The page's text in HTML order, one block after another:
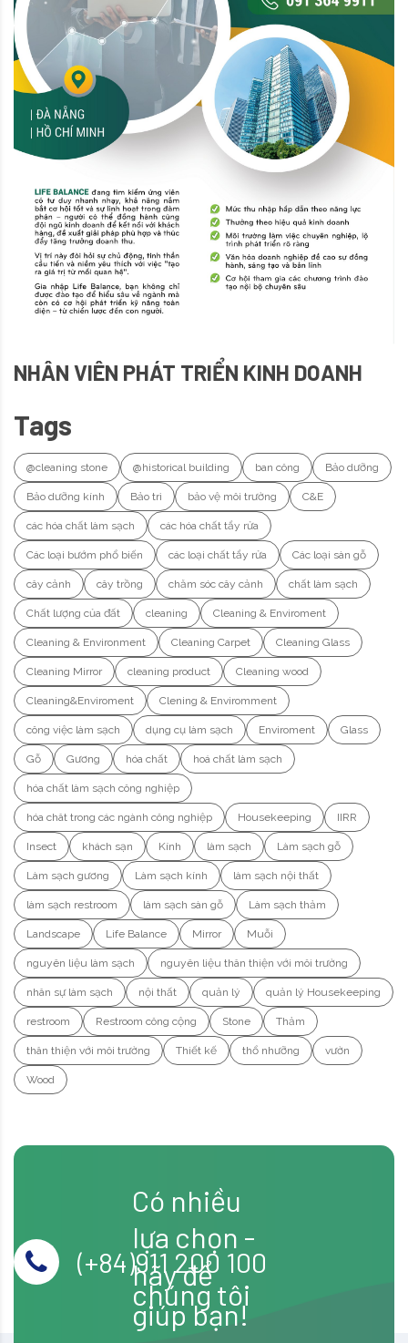
NHÂN VIÊN PHÁT TRIỂN KINH DOANH
Tags
@cleaning stone @historical building ban công Bảo dưỡng
Bảo dưỡng kính Bảo trì bảo vệ môi trường C&E
các hóa chất làm sạch các hóa chất tẩy rửa
Các loại bướm phổ biến các loại chất tẩy rửa Các loại sàn gỗ
cây cảnh cây trồng chăm sóc cây cảnh chất làm sạch
Chất lượng của đất cleaning Cleaning & Enviroment
Cleaning & Environment Cleaning Carpet Cleaning Glass
Cleaning Mirror cleaning product Cleaning wood
Cleaning&Enviroment Clening & Enviromment
công việc làm sạch dụng cụ làm sạch Enviroment Glass
Gỗ Gương hóa chất hoá chất làm sạch
hóa chất làm sạch công nghiệp
hóa chât trong các ngành công nghiệp Housekeeping IIRR
Insect khách sạn Kính làm sạch Làm sạch gỗ
Làm sạch gương Làm sạch kính làm sạch nội thất
làm sạch restroom làm sạch sàn gỗ Làm sạch thảm
Landscape Life Balance Mirror Muỗi
nguyên liệu làm sạch nguyên liệu thân thiện với môi trường
nhân sự làm sạch nội thất quản lý quản lý Housekeeping
restroom Restroom công cộng Stone Thảm
thân thiện với môi trường Thiết kế thổ nhưỡng vườn
Wood
Có nhiều
lựa chọn -
hãy để
chúng tôi
giúp bạn!
(+84)911 200 100